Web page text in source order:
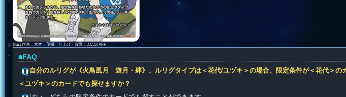
Illust 作画：木本 茂樹 仕上げ・背景：J.C.STAFF
■FAQ
自分のルリグが《火鳥風月 遊月・肆》、ルリグタイプは＜花代/ユヅキ＞の場合、限定条件が＜花代＞の
＜ユヅキ＞のカードでも探せますか？